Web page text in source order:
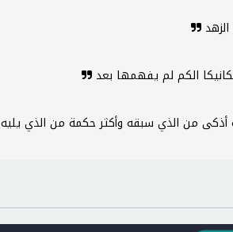
الكم لم يفهمها بعد
أذكى من الذي سبقه وأكثر حكمة من الذي يليه